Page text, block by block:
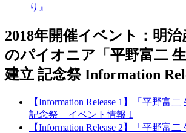
り』
2018年開催イベント：明
のパイオニア「平野富二
建立 記念祭 Information
【Information Release 1】「平野富
記念祭 イベント情報 1
【Information Release 2】「平野富